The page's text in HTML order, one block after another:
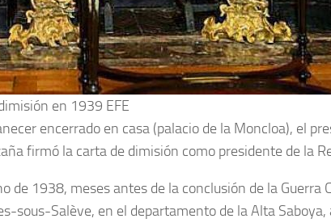
en 1939 EFE
encerrado en casa (palacio de la Moncloa), el
firmó la carta de dimisión como presidente de la
de 1938, meses antes de la conclusión de la Guerra
sous-Salève, en el departamento de la Alta